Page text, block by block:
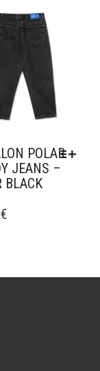
à mes favoris
POLAR
JEANS –
BLACK
€